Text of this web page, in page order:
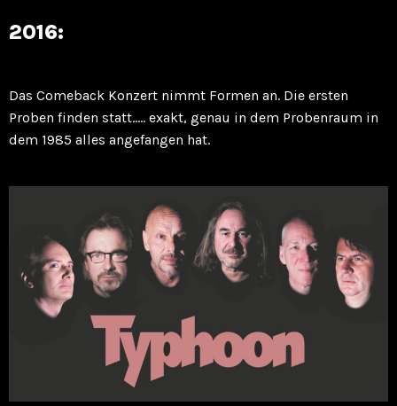
2016:
Das Comeback Konzert nimmt Formen an. Die ersten
Proben finden statt….. exakt, genau in dem Probenraum in
dem 1985 alles angefangen hat.